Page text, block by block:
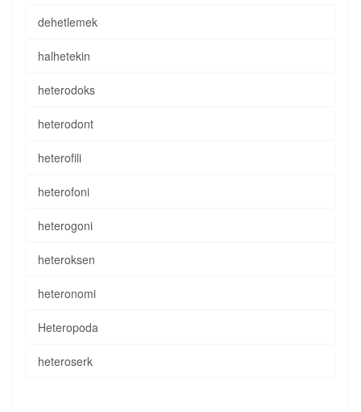
dehetlemek
halhetekin
heterodoks
heterodont
heterofili
heterofoni
heterogoni
heteroksen
heteronomi
Heteropoda
heteroserk